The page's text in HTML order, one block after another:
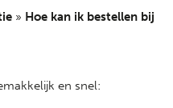
» Hoe kan ik bestellen bij
en snel: